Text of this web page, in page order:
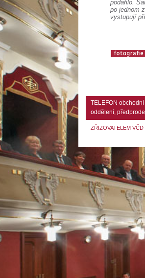
podařilo.
po jednom
vystupují
TELEFON obchodní
oddělení,
ZŘIZOVATELEM